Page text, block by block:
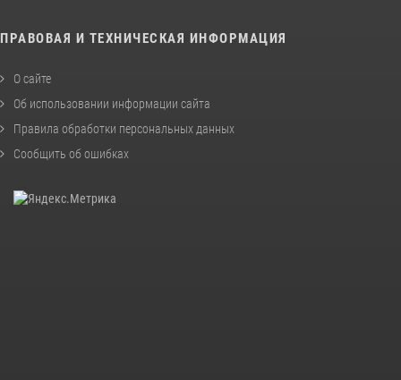
ПРАВОВАЯ И ТЕХНИЧЕСКАЯ ИНФОРМАЦИЯ
О сайте
Об использовании информации сайта
Правила обработки персональных данных
Сообщить об ошибках